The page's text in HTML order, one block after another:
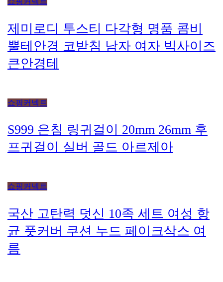
S999 은침 링귀걸이 20mm 26mm 후
프귀걸이 실버 골드 아르제아
국산 고탄력 덧신 10족 세트 여성 항
균 풋커버 쿠션 누드 페이크삭스 여
름
쇼핑커넥트
가벼운 여행용 보스턴백 1박2일 천
소형 보스톤백 여행 보조 가방 덴버